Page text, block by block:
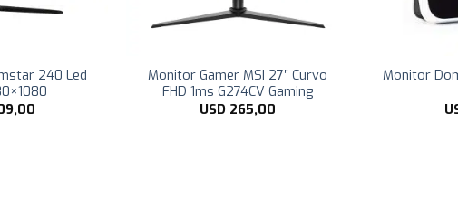
240 Led
Monitor Gamer MSI 27″ Curvo
FHD 1ms G274CV Gaming
USD 265,00
Monitor